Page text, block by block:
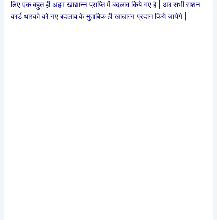
लिए एक बहुत ही अहम खाद्यान्न प्राप्ति में बदलाव किये गए है | अब सभी राशन
कार्ड धारको को नए बदलाव के मुताबिक ही खाद्यान्न प्रदान किये जायेगे |